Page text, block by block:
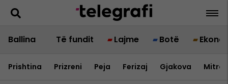
Ballina Të fundit Lajme Botë
Prishtina Prizreni Peja Ferizaj Gjakova